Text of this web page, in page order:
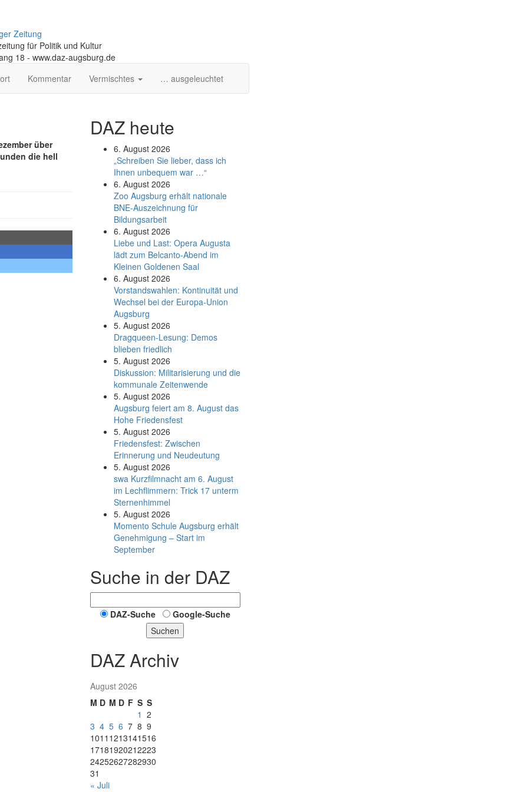
Zeitung
für Politik und Kultur
18 - www.daz-augsburg.de
Kommentar Vermischtes … ausgeleuchtet
über
die hell
DAZ heute
6. August 2026
„Schreiben Sie lieber, dass ich
Ihnen unbequem war …“
6. August 2026
Zoo Augsburg erhält nationale
BNE-Auszeichnung für
Bildungsarbeit
6. August 2026
Liebe und Last: Opera Augusta
lädt zum Belcanto-Abend im
Kleinen Goldenen Saal
6. August 2026
Vorstandswahlen: Kontinuität und
Wechsel bei der Europa-Union
Augsburg
5. August 2026
Dragqueen-Lesung: Demos
blieben friedlich
5. August 2026
Diskussion: Mi­li­ta­ri­sie­rung und die
kommunale Zeitenwende
5. August 2026
Augsburg feiert am 8. August das
Hohe Friedensfest
5. August 2026
Friedensfest: Zwischen
Erinnerung und Neudeutung
5. August 2026
swa Kurz­film­nacht am 6. August
im Lech­flim­mern: Trick 17 unterm
Sternen­himmel
5. August 2026
Momento Schule Augsburg erhält
Genehmigung – Start im
September
Suche in der DAZ
DAZ-Suche
Google-Suche
Suchen
DAZ Archiv
August 2026
M D M D F S S
1 2
3 4 5 6 7 8 9
1011 1213141516
17181920212223
24252627282930
31
« Juli